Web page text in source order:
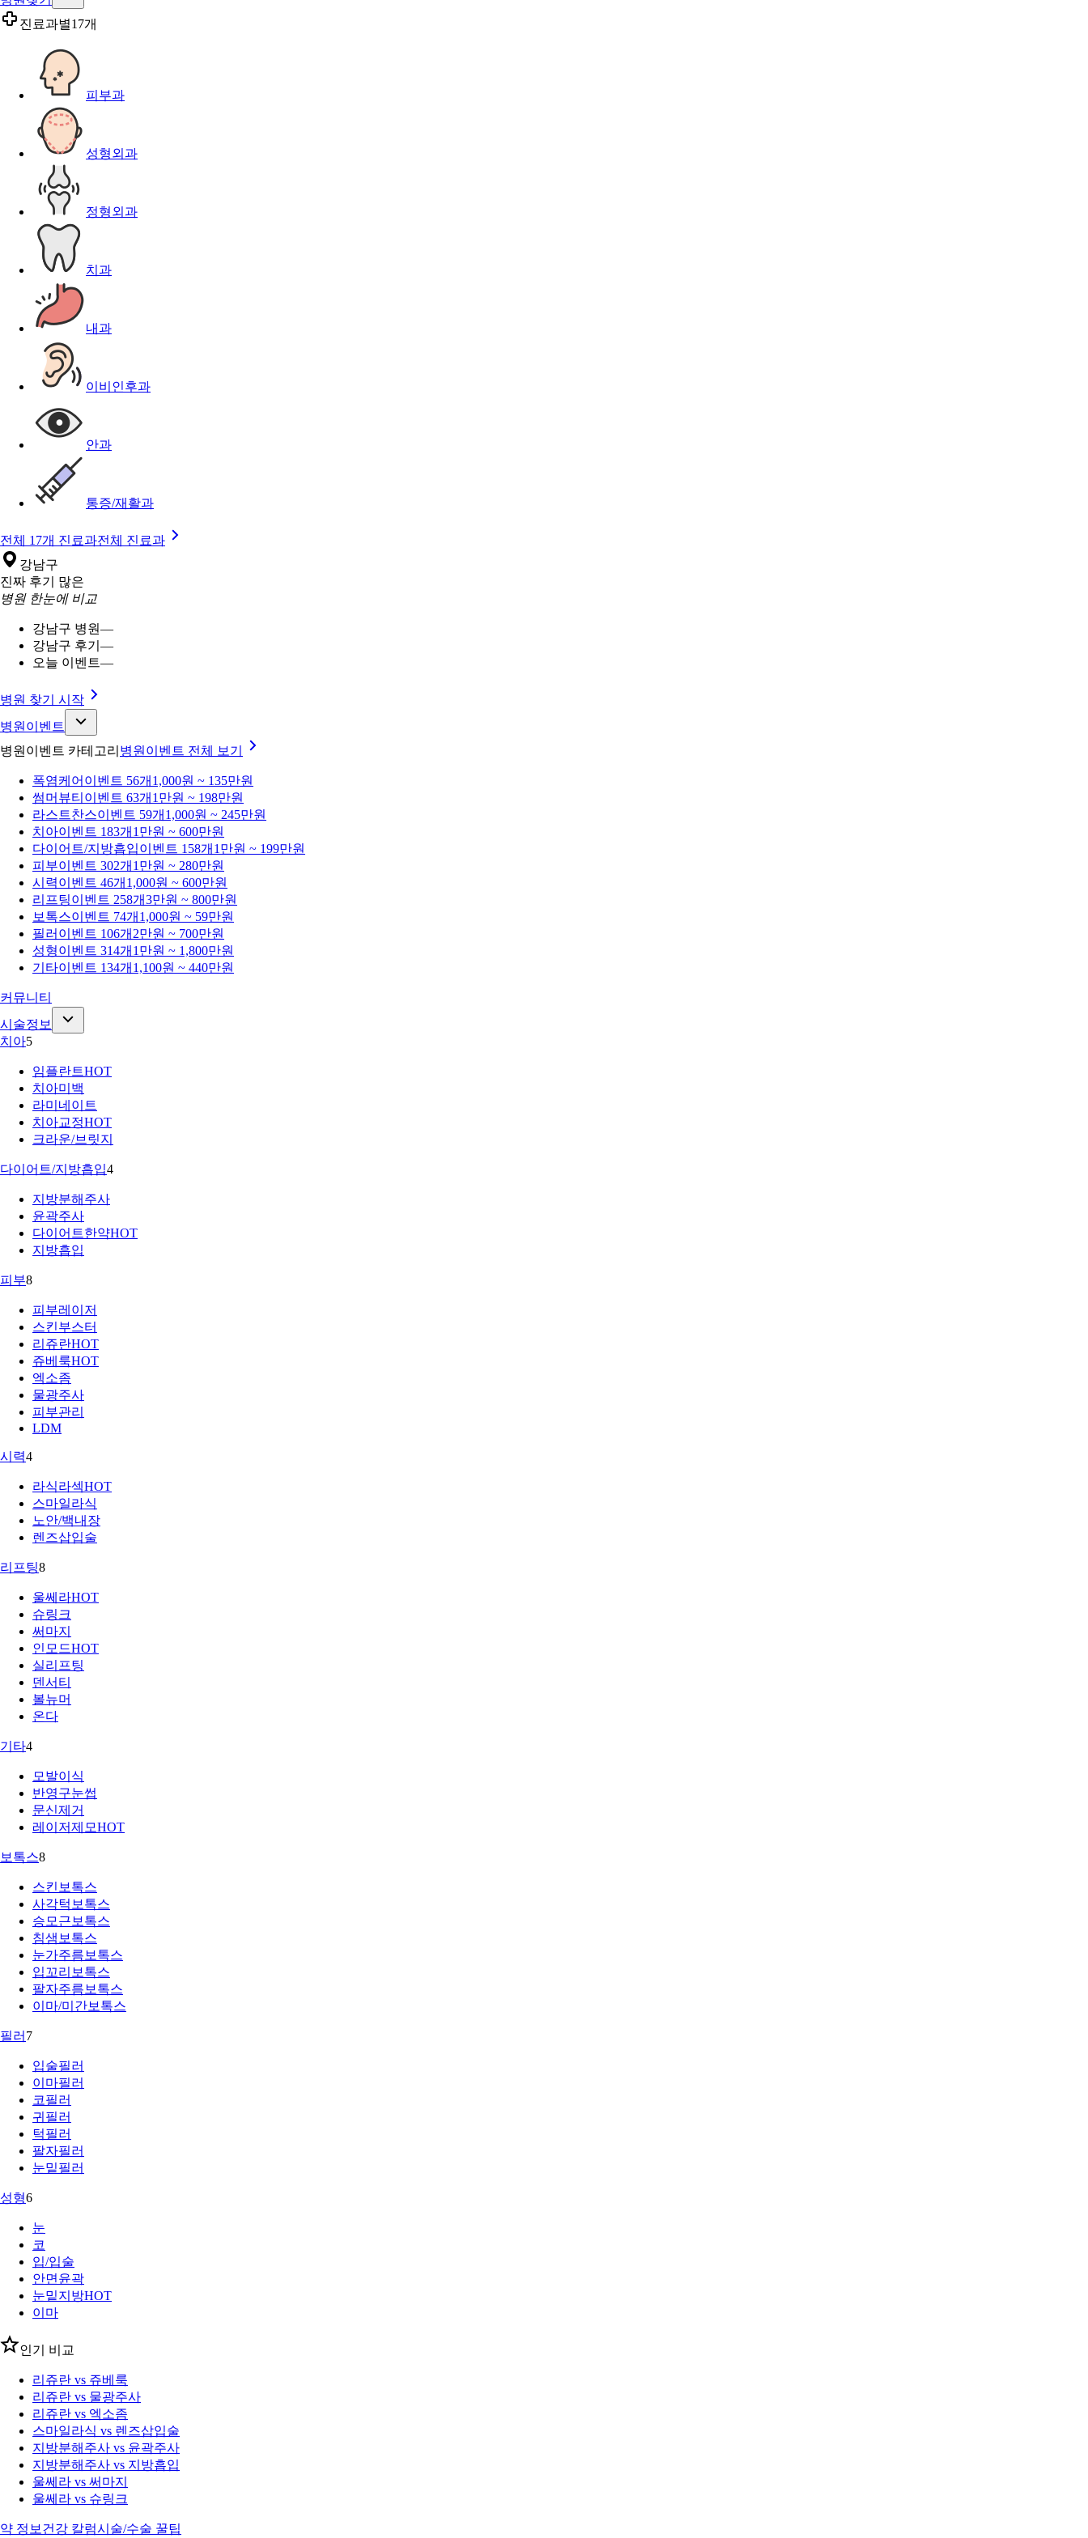
진료과별17개
피부과
성형외과
정형외과
치과
내과
이비인후과
안과
통증/재활과
전체 17개 진료과전체 진료과
강남구
진짜 후기 많은
병원 한눈에 비교
강남구 병원—
강남구 후기 —
오늘 이벤트—
병원 찾기 시작
병원이벤트
병원이벤트 카테고리 병원이벤트 전체 보기
폭염케어 이벤트 56개 1,000원 ~ 135만원
썸머뷰티 이벤트 63개 1만원 ~ 198만원
라스트찬스이벤트 59개 1,000원 ~ 245만원
치아이벤트 183개 1만원 ~ 600만원
다이어트/지방흡입이벤트 158개 1만원 ~ 199만원
피부이벤트 302개 1만원 ~ 280만원
시력이벤트 46개 1,000원 ~ 600만원
리프팅이벤트 258개3만원 ~ 800만원
보톡스이벤트 74개 1,000원 ~ 59만원
필러 이벤트 106개 2만원 ~ 700만원
성형이벤트 314개 1만원 ~ 1,800만원
기타이벤트 134개 1,100원 ~ 440만원
커뮤니티
시술정보
치아5
임플란트HOT
치아미백
라미네이트
치아교정HOT
크라운/브릿지
다이어트/지방흡입4
지방분해주사
윤곽주사
다이어트한약HOT
지방흡입
피부8
피부레이저
스킨부스터
리쥬란HOT
쥬베룩HOT
엑소좀
물광주사
피부관리
LDM
시력4
라식라섹HOT
스마일라식
노안/백내장
렌즈삽입술
리프팅8
울쎄라HOT
슈링크
써마지
인모드HOT
실리프팅
덴서티
볼뉴머
온다
기타4
모발이식
반영구눈썹
문신제거
레이저제모HOT
보톡스8
스킨보톡스
사각턱보톡스
승모근보톡스
침샘보톡스
눈가주름보톡스
입꼬리보톡스
팔자주름보톡스
이마/미간보톡스
필러 7
입술필러
이마필러
코필러
귀필러
턱필러
팔자필러
눈밑필러
성형6
눈
코
입/입술
안면윤곽
눈밑지방HOT
이마
인기 비교
리쥬란 vs 쥬베룩
리쥬란 vs 물광주사
리쥬란 vs 엑소좀
스마일라식 vs 렌즈삽입술
지방분해주사 vs 윤곽주사
지방분해주사 vs 지방흡입
울쎄라 vs 써마지
울쎄라 vs 슈링크
약 정보 건강 칼럼시술/수술 꿀팁